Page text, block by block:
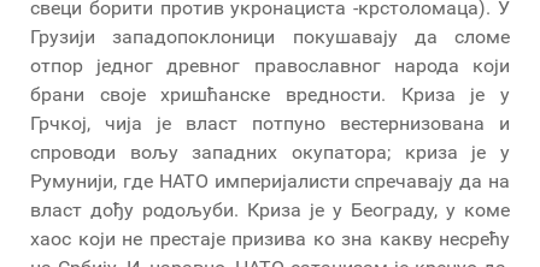
свеци борити против укронациста -крстоломаца). У
Грузији западопоклоници покушавају да сломе
отпор једног древног православног народа који
брани своје хришћанске вредности. Криза је у
Грчкој, чија је власт потпуно вестернизована и
спроводи вољу западних окупатора; криза је у
Румунији, где НАТО империјалисти спречавају да на
власт дођу родољуби. Криза је у Београду, у коме
хаос који не престаје призива ко зна какву несрећу